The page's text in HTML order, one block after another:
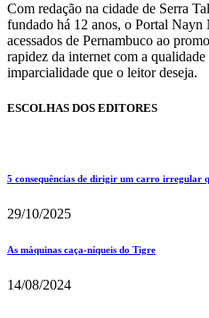
Com redação na cidade de Serra
fundado há 12 anos, o Portal Nayn
acessados de Pernambuco ao
rapidez da internet com a
imparcialidade que o leitor deseja.
ESCOLHAS DOS EDITORES
5 consequências de dirigir um carro irregular
29/10/2025
As máquinas caça-níqueis do Tigre
14/08/2024